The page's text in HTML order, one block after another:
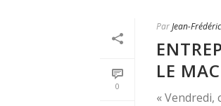
0
ParJean-
LE
« Vendredi,